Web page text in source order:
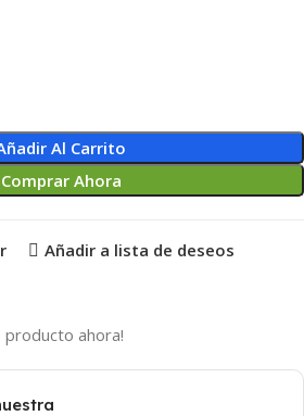
Al Carrito
Comprar Ahora
Añadir a lista de deseos
ahora!